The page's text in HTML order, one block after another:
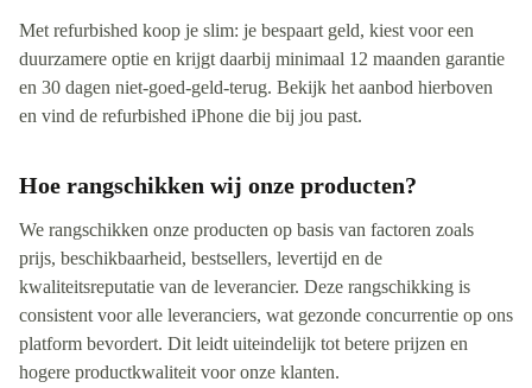
Met refurbished koop je slim: je bespaart geld, kiest voor een
duurzamere optie en krijgt daarbij minimaal 12 maanden garantie
en 30 dagen niet-goed-geld-terug. Bekijk het aanbod hierboven
en vind de refurbished iPhone die bij jou past.
Hoe rangschikken wij onze producten?
We rangschikken onze producten op basis van factoren zoals
prijs, beschikbaarheid, bestsellers, levertijd en de
kwaliteitsreputatie van de leverancier. Deze rangschikking is
consistent voor alle leveranciers, wat gezonde concurrentie op ons
platform bevordert. Dit leidt uiteindelijk tot betere prijzen en
hogere productkwaliteit voor onze klanten.